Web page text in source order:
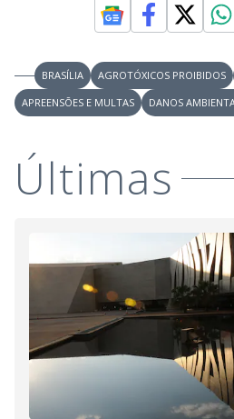
BRASÍLIA AGROTÓXICOS PROIBIDOS
APREENSÕES E MULTAS
DANOS
Últimas